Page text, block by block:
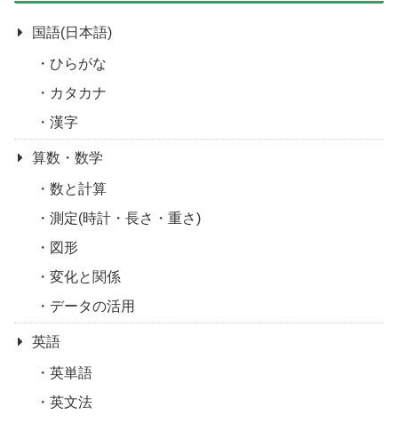
国語(日本語)
ひらがな
カタカナ
漢字
算数・数学
数と計算
測定(時計・長さ・重さ)
図形
変化と関係
データの活用
英語
英単語
英文法